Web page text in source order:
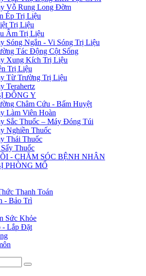
Vỗ Rung Long Đờm
Ép Trị Liệu
Trị Liệu
Âm Trị Liệu
Sóng Ngắn - Vi Sóng Trị Liệu
Tác Động Cột Sống
Xung Kích Trị Liệu
Trị Liệu
Từ Trường Trị Liệu
Terahertz
ĐÔNG Y
Châm Cứu - Bấm Huyệt
Làm Viên Hoàn
Sắc Thuốc – Máy Đóng Túi
Nghiền Thuốc
Thái Thuốc
Thuốc
- CHĂM SÓC BỆNH NHÂN
PHÒNG MỔ
Thanh Toán
- Bảo Trì
Sức Khỏe
- Lắp Đặt